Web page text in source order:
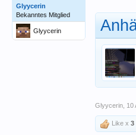
Glyycerin
Bekanntes Mitglied
Glyycerin
Glyycerin 10
Like x 3